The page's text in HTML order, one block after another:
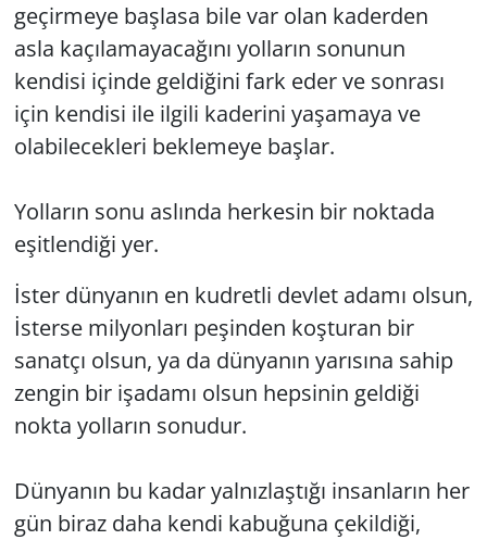
geçirmeye başlasa bile var olan kaderden
asla kaçılamayacağını yolların sonunun
kendisi içinde geldiğini fark eder ve sonrası
için kendisi ile ilgili kaderini yaşamaya ve
olabilecekleri beklemeye başlar.
Yolların sonu aslında herkesin bir noktada
eşitlendiği yer.
İster dünyanın en kudretli devlet adamı olsun,
İsterse milyonları peşinden koşturan bir
sanatçı olsun, ya da dünyanın yarısına sahip
zengin bir işadamı olsun hepsinin geldiği
nokta yolların sonudur.
Dünyanın bu kadar yalnızlaştığı insanların her
gün biraz daha kendi kabuğuna çekildiği,